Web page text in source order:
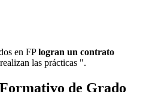
en FPlogran un contrato
las prácticas ".
de Grado